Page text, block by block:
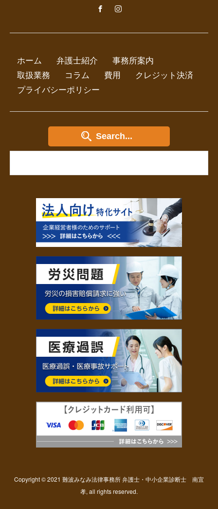
ホーム 弁護士紹介
事務所案内
取扱業務
コラム 費用
クレジット決済
プライバシーポリシー
Search...
Copyright © 2021 難波みなみ法律事務所 弁護士・中小企業診断士 南宜
孝, all rights reserved.